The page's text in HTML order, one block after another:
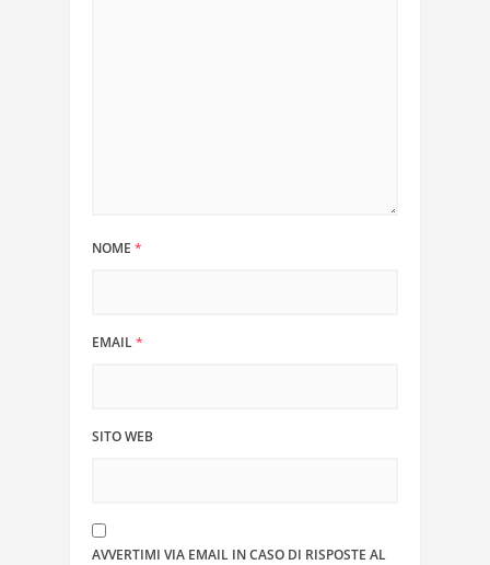
NOME *
EMAIL*
SITO WEB
AVVERTIMI VIA EMAIL IN CASO DI RISPOSTE AL